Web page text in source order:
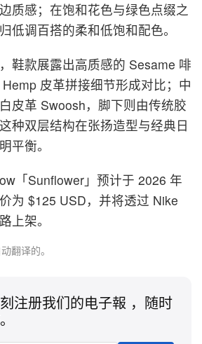
质感；在饱和花色与绿色点缀之
低调百搭的柔和低饱和配色。
鞋款展露出高质感的 Sesame 啡
皮革拼接细节形成对比；中
皮革 Swoosh，脚下则由传统胶
种双层结构在张扬造型与经典日
平衡。
「Sunflower」预计于 2026 年
为 $125 USD，并将透过 Nike
上架。
翻译的。
注册我们的电子報 ，随时